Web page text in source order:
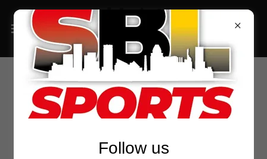
Cuatro equipos
aseguraron su lugar en
los Cuartos de Final
Follow us